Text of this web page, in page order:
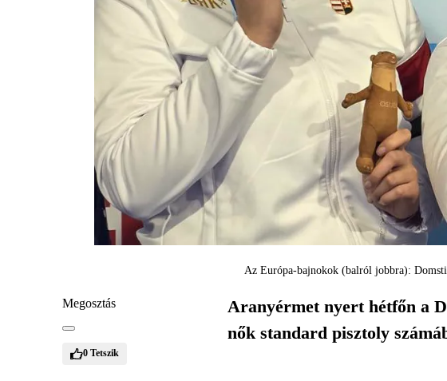
Az Európa-bajnokok (balról jobbra):
Megosztás
0 Tetszik
Aranyérmet nyert hétfőn a
nők standard pisztoly